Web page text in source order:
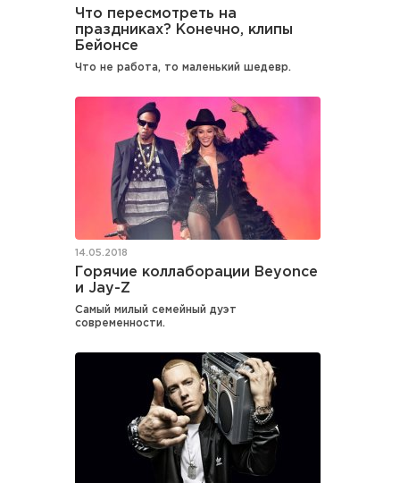
Что пересмотреть на
праздниках? Конечно, клипы
Бейонсе
Что не работа, то маленький шедевр.
14.05.2018
Горячие коллаборации Beyonce
и Jay-Z
Самый милый семейный дуэт
современности.